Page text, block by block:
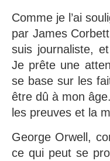
Comme je l’ai
par James
suis journaliste,
Je prête une
se base sur les
être dû à mon
les preuves et la
George Orwell,
ce qui peut se